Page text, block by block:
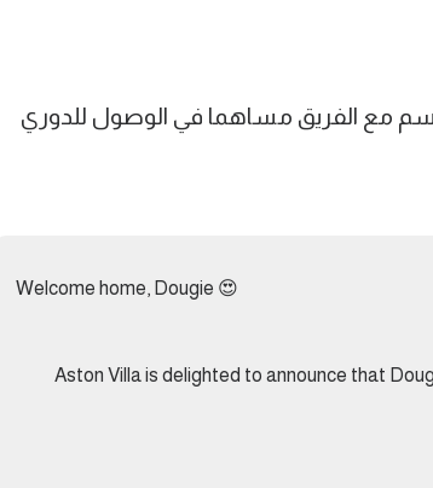
أكثر من 200 مباراة خلال 5 مواسم مع الفريق مساهما في الوصول للدوري
Welcome home, Dougie 😍
Aston Villa is delighted to announce that